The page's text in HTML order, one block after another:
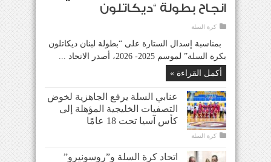
انجاح بطولة “ديكاتلون
كرة السلة
بمناسبة إسدال الستارة على “بطولة لبنان ديكاتلون
بكرة السلة” لموسم 2025- 2026، أصدر الاتحاد ...
أكمل القراءة »
عنابي السلة يرفع الجاهزية لخوض
التصفيات الخليجية المؤهلة إلى
كأس آسيا تحت 18 عامًا
كرة السلة
اتحاد كرة السلة و”روسونيرو”